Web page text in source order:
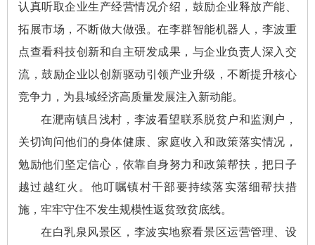
认真听取企业生产经营情况介绍，鼓励企业释放产能、
拓展市场，不断做大做强。在李群智能机器人，李波重
点查看科技创新和自主研发成果，与企业负责人深入交
流，鼓励企业以创新驱动引领产业升级，不断提升核心
竞争力，为县域经济高质量发展注入新动能。
在淝南镇吕浅村，李波看望联系脱贫户和监测户，
关切询问他们的身体健康、家庭收入和政策落实情况，
勉励他们坚定信心，依靠自身努力和政策帮扶，把日子
越过越红火。他叮嘱镇村干部要持续落实落细帮扶措
施，牢牢守住不发生规模性返贫致贫底线。
在白乳泉风景区，李波实地察看景区运营管理、设